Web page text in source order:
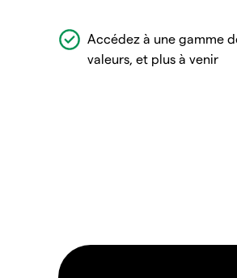
Accédez à une gamme
valeurs, et plus à venir